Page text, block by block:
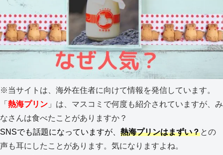
※当サイトは、海外在住者に向けて情報を発信しています。
「 熱海プリン 」は、マスコミで何度も紹介されていますが、み
なさんは食べたことがありますか？
SNSでも話題になっていますが、 熱海プリンはまずい？との
声も耳にしたことがあります。気になりますよね。